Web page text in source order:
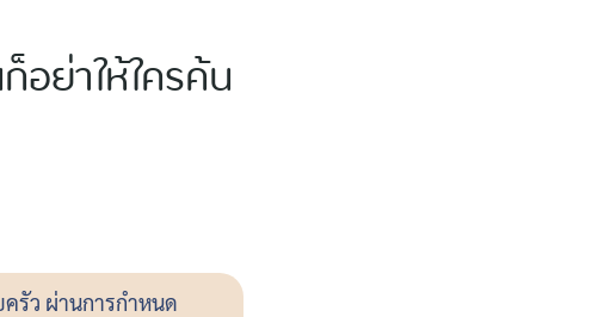
อย่าให้ใครค้น
รัว ผ่านการกำหนด